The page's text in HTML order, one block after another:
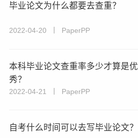
毕业论文为什么都要去查重？
2022-04-20 丨 PaperPP
本科毕业论文查重率多少才算是优
秀？
2022-04-21 丨 PaperPP
自考什么时间可以去写毕业论文？